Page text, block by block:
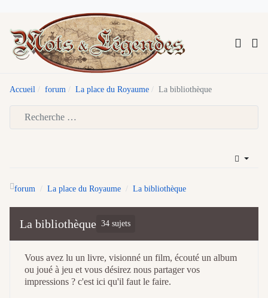
Accueil forum La place du Royaume La bibliothèque
forum La place du Royaume La bibliothèque
La bibliothèque 34 sujets
Vous avez lu un livre, visionné un film, écouté un album
ou joué à jeu et vous désirez nous partager vos
impressions ? c'est ici qu'il faut le faire.